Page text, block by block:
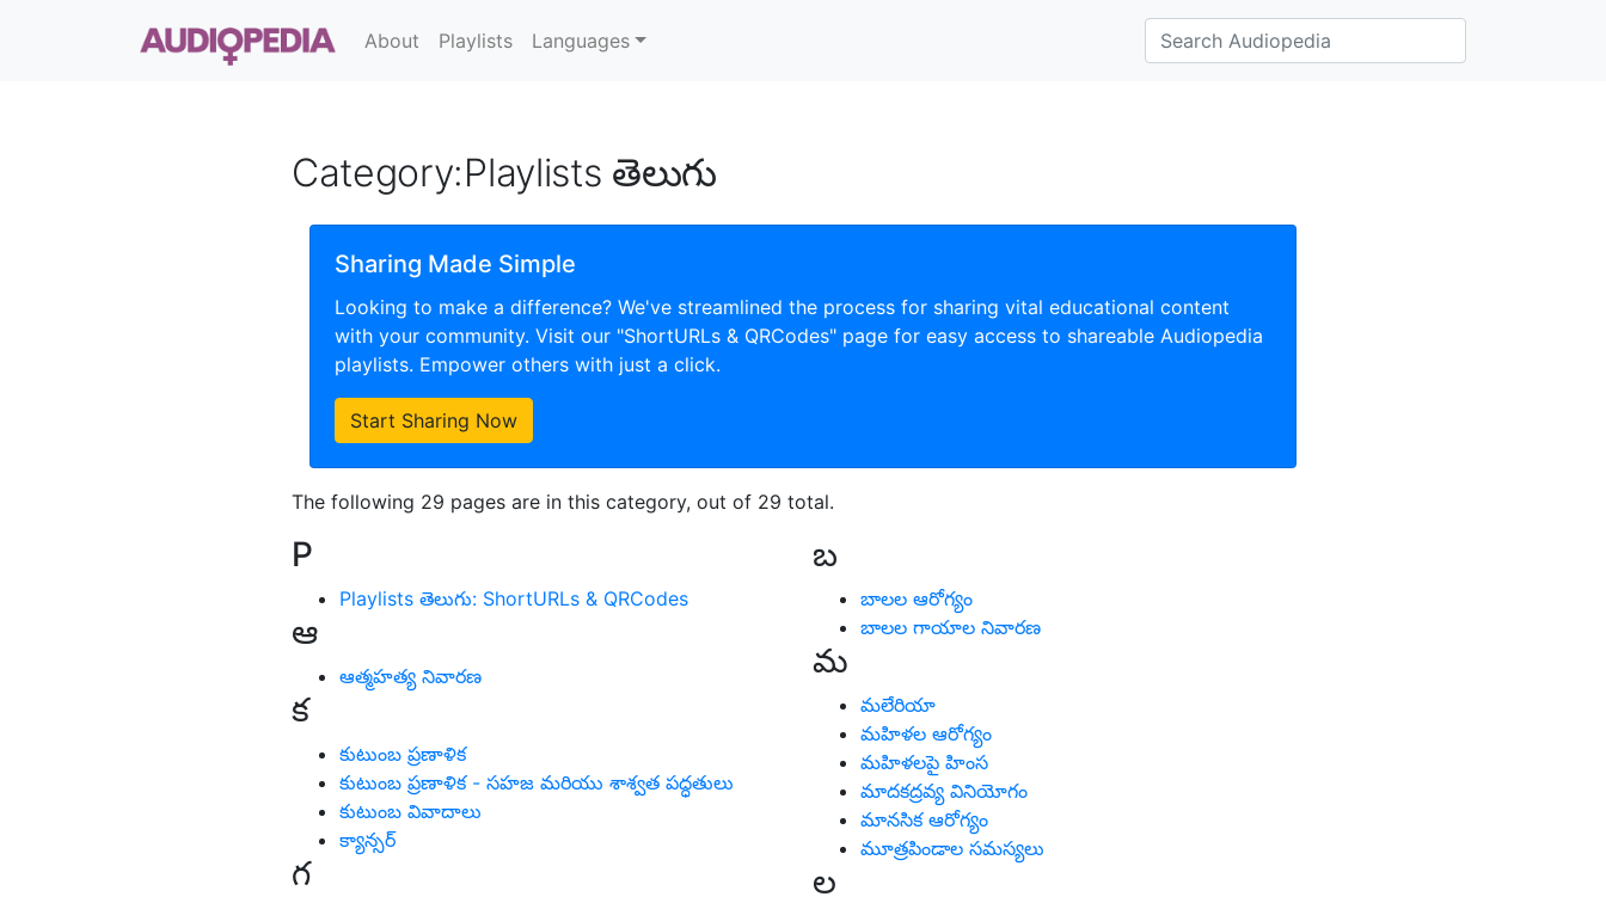
About Playlists Languages
Category:Playlists తెలుగు
Sharing Made Simple
Looking to make a difference? We've streamlined the process for sharing vital educational content
with your community. Visit our "ShortURLs & QRCodes" page for easy access to shareable Audiopedia
playlists. Empower others with just a click.
Start Sharing Now
The following 29 pages are in this category, out of 29 total.
P
Playlists తెలుగు: ShortURLs & QRCodes
ఆ
ఆత్మహత్య నివారణ
క
కుటుంబ ప్రణాళిక
కుటుంబ ప్రణాళిక - సహజ మరియు శాశ్వత పద్ధతులు
కుటుంబ వివాదాలు
క్యాన్సర్
గ
బ
బాలల ఆరోగ్యం
బాలల గాయాల నివారణ
మ
మలేరియా
మహిళల ఆరోగ్యం
మహిళలపై హింస
మాదకద్రవ్య వినియోగం
మానసిక ఆరోగ్యం
మూత్రపిండాల సమస్యలు
ల